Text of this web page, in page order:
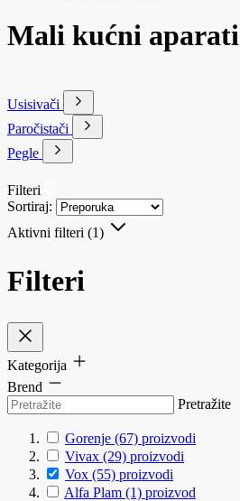
Mali kućni aparati
Usisivači
Paročistači
Pegle
Filteri
Sortiraj:
Aktivni filteri (1)
Filteri
Kategorija
Brend
Pretražite
Gorenje (67) proizvodi
Vivax (29) proizvodi
Vox (55) proizvodi
Alfa Plam (1) proizvod